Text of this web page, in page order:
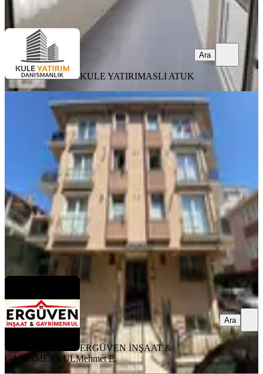
KULE YATIRIMASLI ATUK
Ara
Yeni Mahallede 2+1 85m2 Asansörlü
Bahçe Katı Boş Daire
Küçükçekmece, Yeni Mahalle Mahallesi
2+1
· 85 m² ·Bahçe katı · 17.07.2026
3.150.000 ₺
ERGÜVEN İNŞAAT & GAYRİMENKULMehmet E.
ERGÜVEN İNŞAAT &
GAYRİMENKULMehmet E.
Ara